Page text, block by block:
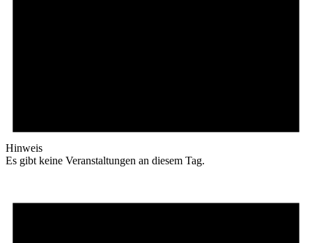
Hinweis
Es gibt keine Veranstaltungen an diesem Tag.